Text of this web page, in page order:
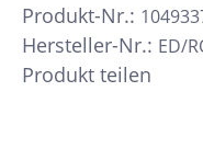
Hersteller-Nr.: ED/
Produkt-Nr.:
Produkt teilen